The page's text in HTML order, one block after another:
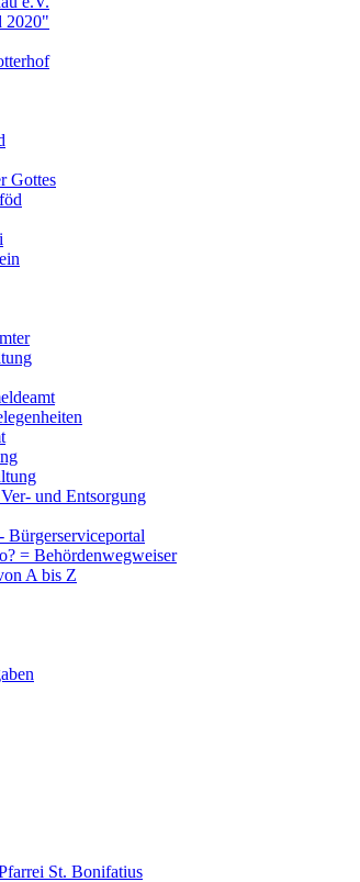
2020"
Gottes
und Entsorgung
Bürgerserviceportal
= Behördenwegweiser
A bis Z
St. Bonifatius